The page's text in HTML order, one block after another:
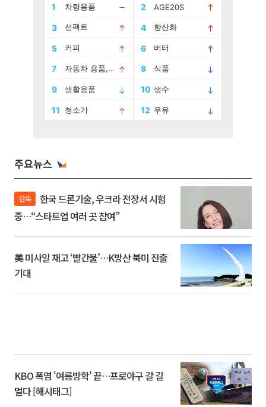
주요뉴스
단독
중…“스타트업 여러 곳 참여”
美 미사일 재고 ‘빨간불’…K방산 북미 진출
기대
KBO 폭염 '여름방학' 끝…프로야구 갈 길
멀다 [해시태그]